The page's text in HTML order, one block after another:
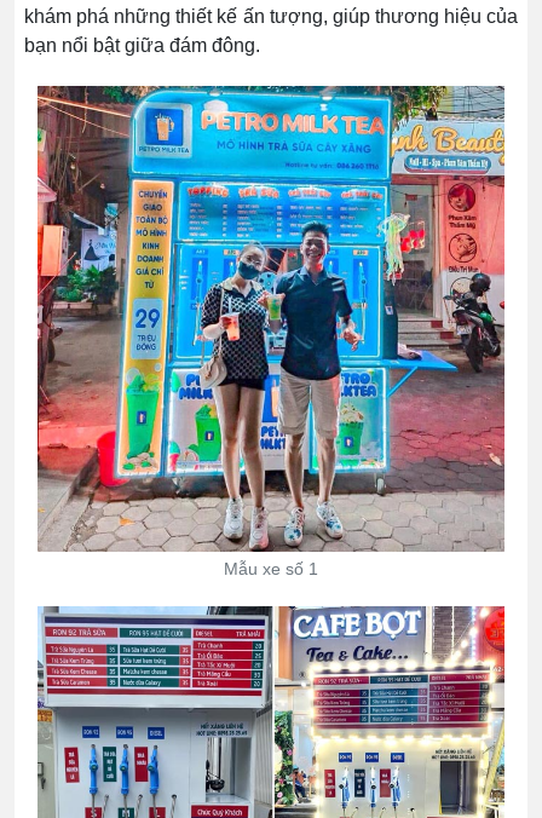
khám phá những thiết kế ấn tượng, giúp thương hiệu của
bạn nổi bật giữa đám đông.
Mẫu xe số 1